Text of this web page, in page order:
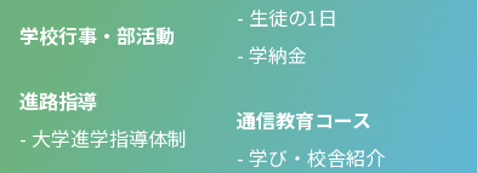
学校行事・部活動
進路指導
大学進学指導体制
生徒の1日
学納金
通信教育コース
学び・校舎紹介